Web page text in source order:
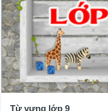
Từ vựng lớp 9